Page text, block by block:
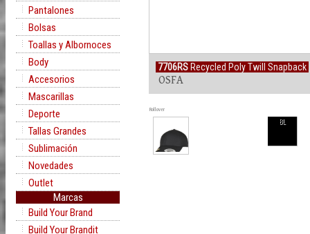
Pantalones
Bolsas
Toallas y Albornoces
Body
Accesorios
Mascarillas
Deporte
Tallas Grandes
Sublimación
Novedades
Outlet
Marcas
Build Your Brand
Build Your Brandit
7706RS Recycled Poly Twill Snapback
OSFA
Rollover
BL